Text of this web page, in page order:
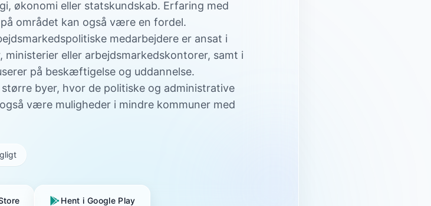
økonomi eller statskundskab. Erfaring med
området kan også være en fordel.
medarbejdere er ansat i
eller arbejdsmarkedskontorer, samt i
på beskæftigelse og uddannelse.
byer, hvor de politiske og administrative
være muligheder i mindre kommuner med
Hent i Google Play